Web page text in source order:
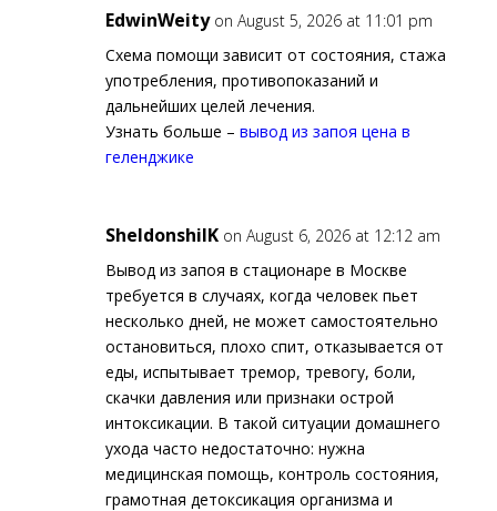
EdwinWeity on August 5, 2026 at 11:01 pm
Схема помощи зависит от состояния, стажа
употребления, противопоказаний и
дальнейших целей лечения.
Узнать больше – вывод из запоя цена в
геленджике
SheldonshilK on August 6, 2026 at 12:12 am
Вывод из запоя в стационаре в Москве
требуется в случаях, когда человек пьет
несколько дней, не может самостоятельно
остановиться, плохо спит, отказывается от
еды, испытывает тремор, тревогу, боли,
скачки давления или признаки острой
интоксикации. В такой ситуации домашнего
ухода часто недостаточно: нужна
медицинская помощь, контроль состояния,
грамотная детоксикация организма и